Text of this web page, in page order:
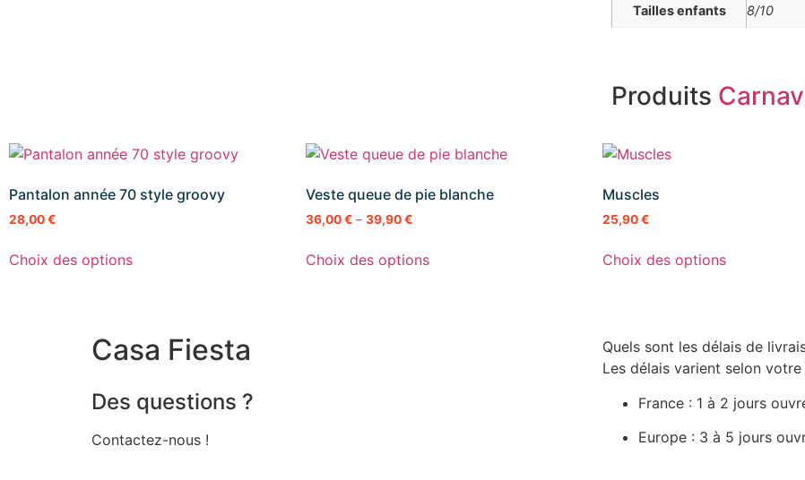
Tailles enfants 8/10
Produits
Pantalon année 70 style groovy
28,00€
Choix des options
Veste queue de pie blanche
36,00€ – 39,90€
Choix des options
Muscles
25,90€
Choix des options
Casa Fiesta
Des questions ?
Contactez-nous !
Quels sont les délais de
Les délais varient selon
France : 1 à 2 jours
Europe : 3 à 5 jours